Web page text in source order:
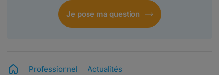
Je pose ma question
Professionnel
Actualités